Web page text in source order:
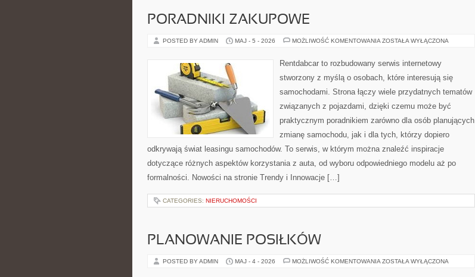
PORADNIKI ZAKUPOWE
POSTED BY ADMIN MAJ - 5 - 2026 MOŻLIWOŚĆ KOMENTOWANIA PORADNIKI
ZOSTAŁA WYŁĄCZONA
Rentdabcar to rozbudowany serwis internetowy
stworzony z myślą o osobach, które interesują się
samochodami. Strona łączy wiele przydatnych tematów
związanych z pojazdami, dzięki czemu może być
praktycznym poradnikiem zarówno dla osób planujących
zmianę samochodu, jak i dla tych, którzy dopiero
odkrywają świat leasingu samochodów. To serwis, w którym można znaleźć inspiracje
dotyczące różnych aspektów korzystania z auta, od wyboru odpowiedniego modelu aż po
formalności. Nowości na stronie Trendy i Innowacje […]
CATEGORIES: NIERUCHOMOŚCI
PLANOWANIE POSIŁKÓW
POSTED BY ADMIN MAJ - 4 - 2026 MOŻLIWOŚĆ KOMENTOWANIA PLANOWANIE
ZOSTAŁA WYŁĄCZONA